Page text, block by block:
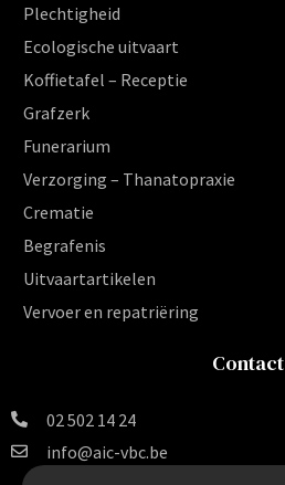
Plechtigheid
Ecologische uitvaart
Koffietafel – Receptie
Grafzerk
Funerarium
Verzorging – Thanatopraxie
Crematie
Begrafenis
Uitvaartartikelen
Vervoer en repatriëring
Contact
02 502 14 24
info@aic-vbc.be